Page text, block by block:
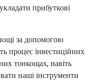
прибуткові
за допомогою
процес інвестиційних
тонкощах, навіть
наші інструменти